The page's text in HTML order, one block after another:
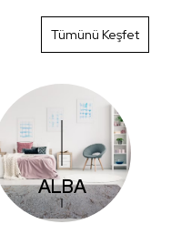
Tümünü Keşfet
ALBA